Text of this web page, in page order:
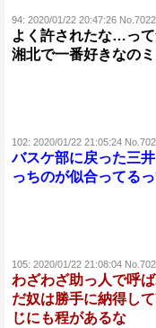
94: 2020/01/22 20:47:26
よく許されたな…っ
湘北で一番好きなの
102: 2020/01/22 21:05:24
バスケ部に戻った三
っちのが似合ってる
105: 2020/01/22 21:08:04
わざわざ助っ人で呼
だ奴は勝手に納得し
じにも程があるな